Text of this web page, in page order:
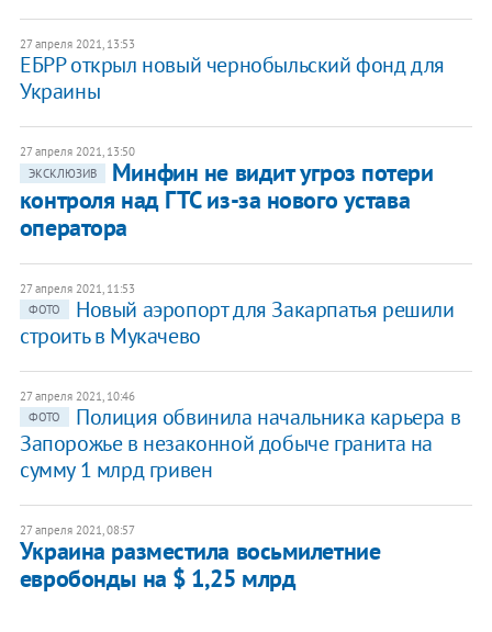
27 апреля 2021, 13:53
ЕБРР открыл новый чернобыльский фонд для
Украины
27 апреля 2021, 13:50
ЭКСКЛЮЗИВ
Минфин не видит угроз потери
контроля над ГТС из-за нового устава
оператора
27 апреля 2021, 11:53
ФОТО
Новый аэропорт для Закарпатья решили
строить в Мукачево
27 апреля 2021, 10:46
ФОТО
Полиция обвинила начальника карьера в
Запорожье в незаконной добыче гранита на
сумму 1 млрд гривен
27 апреля 2021, 08:57
Украина разместила восьмилетние
евробонды на $ 1,25 млрд